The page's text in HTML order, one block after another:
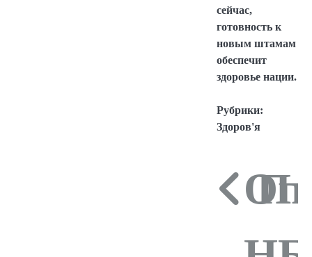
сейчас,
готовность к
новым штамам
обеспечит
здоровье нации.
Рубрики:
Здоров'я